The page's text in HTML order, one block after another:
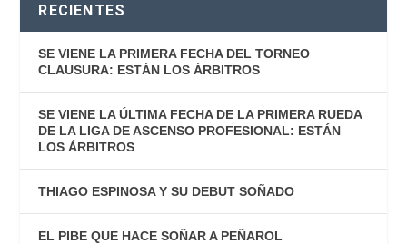
RECIENTES
SE VIENE LA PRIMERA FECHA DEL TORNEO
CLAUSURA: ESTÁN LOS ÁRBITROS
SE VIENE LA ÚLTIMA FECHA DE LA PRIMERA RUEDA
DE LA LIGA DE ASCENSO PROFESIONAL: ESTÁN
LOS ÁRBITROS
THIAGO ESPINOSA Y SU DEBUT SOÑADO
EL PIBE QUE HACE SOÑAR A PEÑAROL